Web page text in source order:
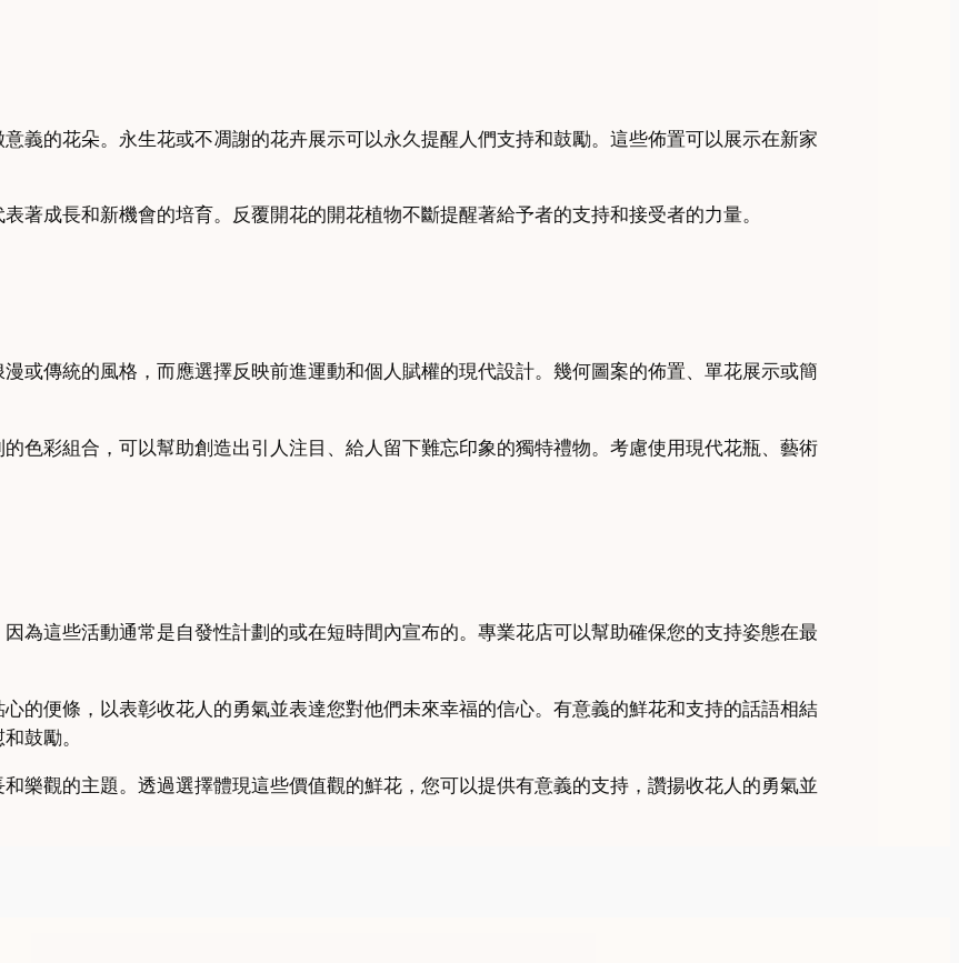
義的花朵。永生花或不凋謝的花卉展示可以永久提醒人們支持和鼓勵。這些佈置可以展示在新家
著成長和新機會的培育。反覆開花的開花植物不斷提醒著給予者的支持和接受者的力量。
或傳統的風格，而應選擇反映前進運動和個人賦權的現代設計。幾何圖案的佈置、單花展示或簡
色彩組合，可以幫助創造出引人注目、給人留下難忘印象的獨特禮物。考慮使用現代花瓶、藝術
為這些活動通常是自發性計劃的或在短時間內宣布的。專業花店可以幫助確保您的支持姿態在最
的便條，以表彰收花人的勇氣並表達您對他們未來幸福的信心。有意義的鮮花和支持的話語相結
鼓勵。
樂觀的主題。透過選擇體現這些價值觀的鮮花，您可以提供有意義的支持，讚揚收花人的勇氣並